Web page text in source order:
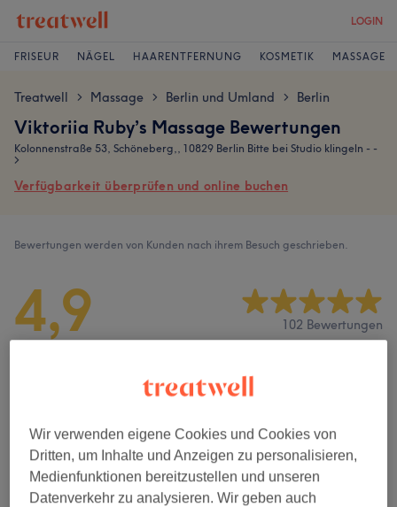
LOGIN
FRISEUR NÄGEL HAARENTFERNUNG KOSMETIK MASSAGE
Treatwell > Massage > Berlin und Umland > Berlin
Viktoriia Ruby’s Massage Bewertungen
Kolonnenstraße 53, Schöneberg,, 10829 Berlin Bitte bei Studio klingeln - -
>
Verfügbarkeit überprüfen und online buchen
Bewertungen werden von Kunden nach ihrem Besuch geschrieben.
4,9 102 Bewertungen
Service
Wir verwenden eigene Cookies und Cookies von
Dritten, um Inhalte und Anzeigen zu personalisieren,
Medienfunktionen bereitzustellen und unseren
Datenverkehr zu analysieren. Wir geben auch